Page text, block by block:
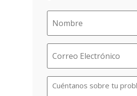
Email
Case
Information